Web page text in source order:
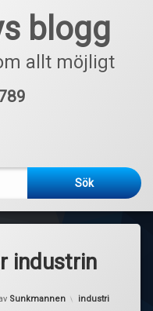
blogg
allt möjligt
industrin
Sunkmannen Kategorier:
industri